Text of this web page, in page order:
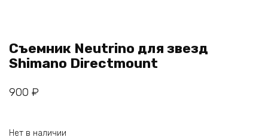
Съемник Neutrino для звезд
Shimano Directmount
900 ₽
Нет в наличии